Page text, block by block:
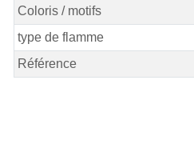
Coloris / motifs
type de flamme
Référence